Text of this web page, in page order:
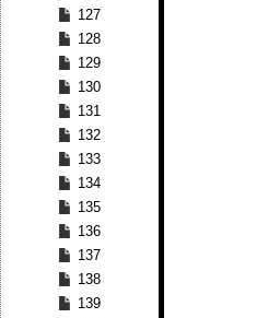
127
128
129
130
131
132
133
134
135
136
137
138
139